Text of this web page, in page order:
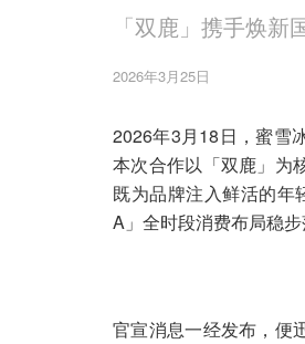
「双鹿」携手焕新
2026年3月25日
2026年3月18日，蜜雪
本次合作以「双鹿」为
既为品牌注入鲜活的年
A」全时段消费布局稳步
官宣消息一经发布，便